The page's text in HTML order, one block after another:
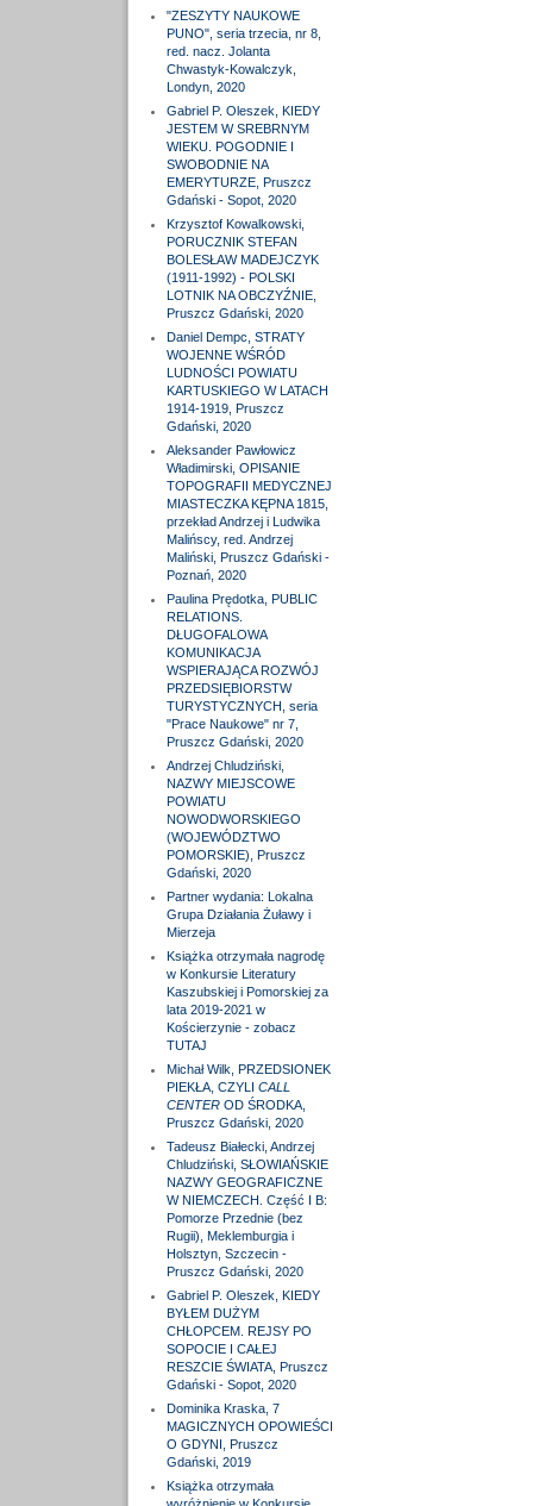
"ZESZYTY NAUKOWE
PUNO", seria trzecia, nr 8,
red. nacz. Jolanta
Chwastyk-Kowalczyk,
Londyn, 2020
Gabriel P. Oleszek, KIEDY
JESTEM W SREBRNYM
WIEKU. POGODNIE I
SWOBODNIE NA
EMERYTURZE, Pruszcz
Gdański - Sopot, 2020
Krzysztof Kowalkowski,
PORUCZNIK STEFAN
BOLESŁAW MADEJCZYK
(1911-1992) - POLSKI
LOTNIK NA OBCZYŹNIE,
Pruszcz Gdański, 2020
Daniel Dempc, STRATY
WOJENNE WŚRÓD
LUDNOŚCI POWIATU
KARTUSKIEGO W LATACH
1914-1919, Pruszcz
Gdański, 2020
Aleksander Pawłowicz
Władimirski, OPISANIE
TOPOGRAFII MEDYCZNEJ
MIASTECZKA KĘPNA 1815,
przekład Andrzej i Ludwika
Malińscy, red. Andrzej
Maliński, Pruszcz Gdański -
Poznań, 2020
Paulina Prędotka, PUBLIC
RELATIONS.
DŁUGOFALOWA
KOMUNIKACJA
WSPIERAJĄCA ROZWÓJ
PRZEDSIĘBIORSTW
TURYSTYCZNYCH, seria
"Prace Naukowe" nr 7,
Pruszcz Gdański, 2020
Andrzej Chludziński,
NAZWY MIEJSCOWE
POWIATU
NOWODWORSKIEGO
(WOJEWÓDZTWO
POMORSKIE), Pruszcz
Gdański, 2020
Partner wydania: Lokalna
Grupa Działania Żuławy i
Mierzeja
Książka otrzymała nagrodę
w Konkursie Literatury
Kaszubskiej i Pomorskiej za
lata 2019-2021 w
Kościerzynie - zobacz
TUTAJ
Michał Wilk, PRZEDSIONEK
PIEKŁA, CZYLI CALL
CENTEROD ŚRODKA,
Pruszcz Gdański, 2020
Tadeusz Białecki, Andrzej
Chludziński, SŁOWIAŃSKIE
NAZWY GEOGRAFICZNE
W NIEMCZECH. Część I B:
Pomorze Przednie (bez
Rugii), Meklemburgia i
Holsztyn, Szczecin -
Pruszcz Gdański, 2020
Gabriel P. Oleszek, KIEDY
BYŁEM DUŻYM
CHŁOPCEM. REJSY PO
SOPOCIE I CAŁEJ
RESZCIE ŚWIATA, Pruszcz
Gdański - Sopot, 2020
Dominika Kraska, 7
MAGICZNYCH OPOWIEŚCI
O GDYNI, Pruszcz
Gdański, 2019
Książka otrzymała